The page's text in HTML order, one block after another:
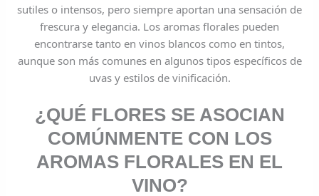
sutiles o intensos, pero siempre aportan una sensación de
frescura y elegancia. Los aromas florales pueden
encontrarse tanto en vinos blancos como en tintos,
aunque son más comunes en algunos tipos específicos de
uvas y estilos de vinificación.
¿QUÉ FLORES SE ASOCIAN
COMÚNMENTE CON LOS
AROMAS FLORALES EN EL
VINO?